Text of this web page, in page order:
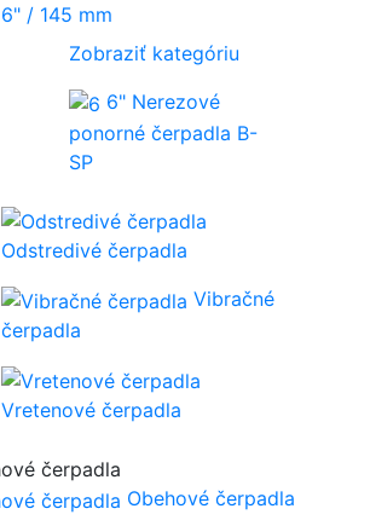
6" / 145 mm
Zobraziť kategóriu
6" Nerezové
ponorné čerpadla B-
SP
Odstredivé čerpadla
Vibračné
čerpadla
Vretenové čerpadla
Obehové čerpadla